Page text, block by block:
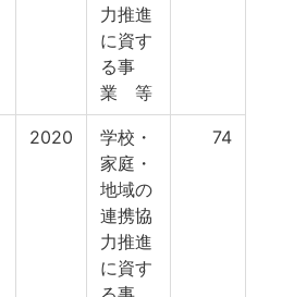
力推進
に資す
る事
業 等
2020
学校・
家庭・
地域の
連携協
力推進
に資す
74